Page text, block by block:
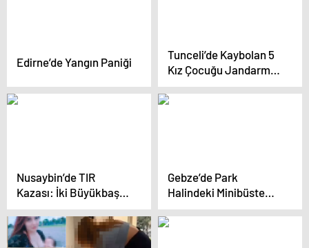
Edirne’de Yangın Paniği
Tunceli’de Kaybolan 5
Kız Çocuğu Jandarma
Tarafından Bulundu
Nusaybin’de TIR
Kazası: İki Büyükbaş
Öldü
Gebze’de Park
Halindeki Minibüste
Ceset Bulundu